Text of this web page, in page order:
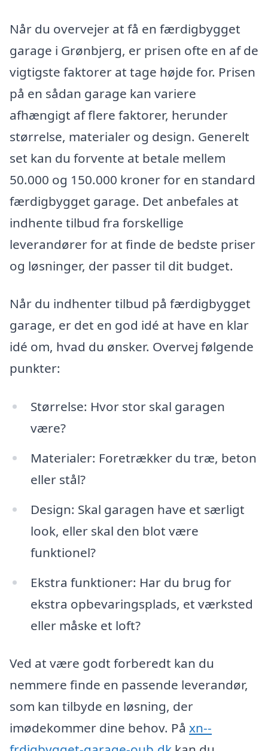
Når du overvejer at få en færdigbygget
garage i Grønbjerg, er prisen ofte en af de
vigtigste faktorer at tage højde for. Prisen
på en sådan garage kan variere
afhængigt af flere faktorer, herunder
størrelse, materialer og design. Generelt
set kan du forvente at betale mellem
50.000 og 150.000 kroner for en standard
færdigbygget garage. Det anbefales at
indhente tilbud fra forskellige
leverandører for at finde de bedste priser
og løsninger, der passer til dit budget.
Når du indhenter tilbud på færdigbygget
garage, er det en god idé at have en klar
idé om, hvad du ønsker. Overvej følgende
punkter:
Størrelse: Hvor stor skal garagen
være?
Materialer: Foretrækker du træ, beton
eller stål?
Design: Skal garagen have et særligt
look, eller skal den blot være
funktionel?
Ekstra funktioner: Har du brug for
ekstra opbevaringsplads, et værksted
eller måske et loft?
Ved at være godt forberedt kan du
nemmere finde en passende leverandør,
som kan tilbyde en løsning, der
imødekommer dine behov. På xn--